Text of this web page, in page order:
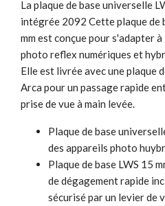
La plaque de base universelle
intégrée 2092 Cette plaque de
mm est conçue pour s'adapter
photo reflex numériques et
Elle est livrée avec une plaque
Arca pour un passage rapide
prise de vue à main levée.
Plaque de base
des appareils photo
Plaque de base LWS 15
de dégagement rapide
sécurisé par un levier de